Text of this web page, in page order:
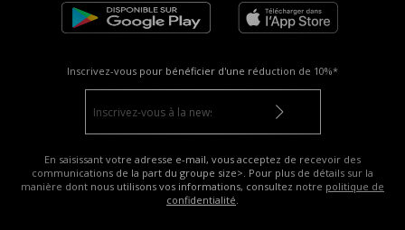
Inscrivez-vous pour bénéficier d'une réduction de 10%*
En saisissant votre adresse e-mail, vous acceptez de recevoir des
communications de la part du groupe size>. Pour plus de détails sur la
manière dont nous utilisons vos informations, consultez notre politique de
confidentialité.